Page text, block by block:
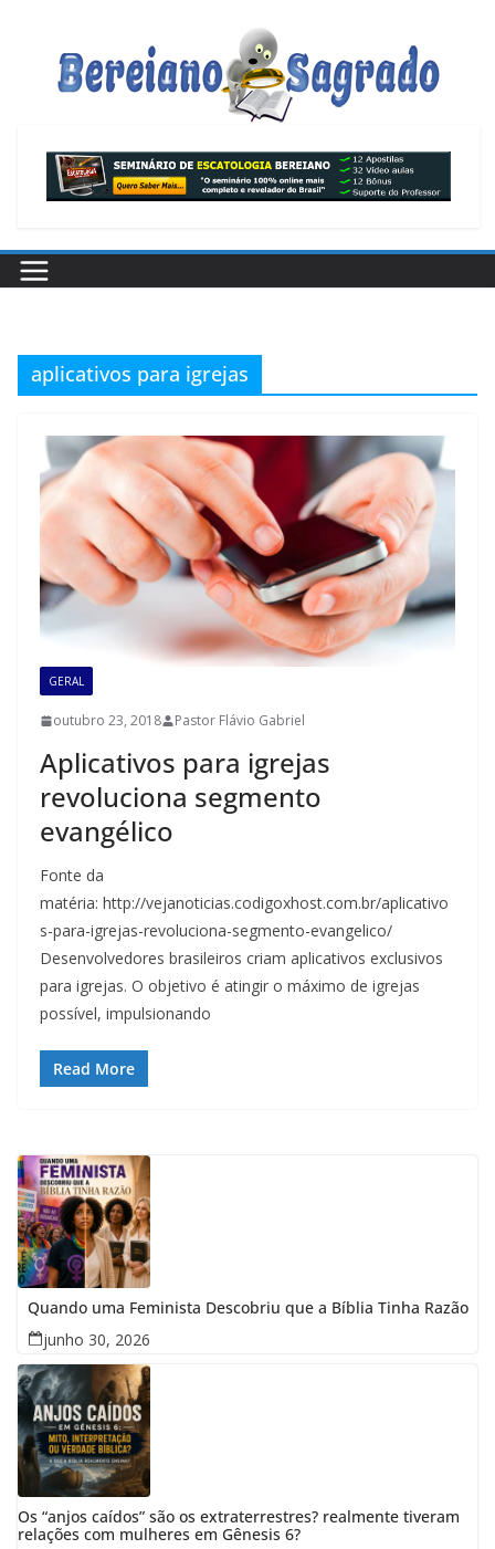
aplicativos para igrejas
GERAL
outubro 23, 2018 Pastor Flávio Gabriel
Aplicativos para igrejas
revoluciona segmento
evangélico
Fonte da
matéria: http://vejanoticias.codigoxhost.com.br/aplicativo
s-para-igrejas-revoluciona-segmento-evangelico/
Desenvolvedores brasileiros criam aplicativos exclusivos
para igrejas. O objetivo é atingir o máximo de igrejas
possível, impulsionando
Read More
Quando uma Feminista Descobriu que a Bíblia Tinha Razão
junho 30, 2026
Os “anjos caídos” são os extraterrestres? realmente tiveram
relações com mulheres em Gênesis 6?